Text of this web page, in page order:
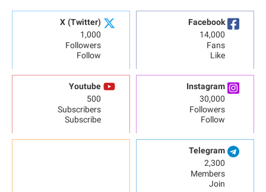
Facebook
14,000
Fans
Like
X (Twitter)
1,000
Followers
Follow
Instagram
30,000
Followers
Follow
Youtube
500
Subscribers
Subscribe
Telegram
2,300
Members
Join